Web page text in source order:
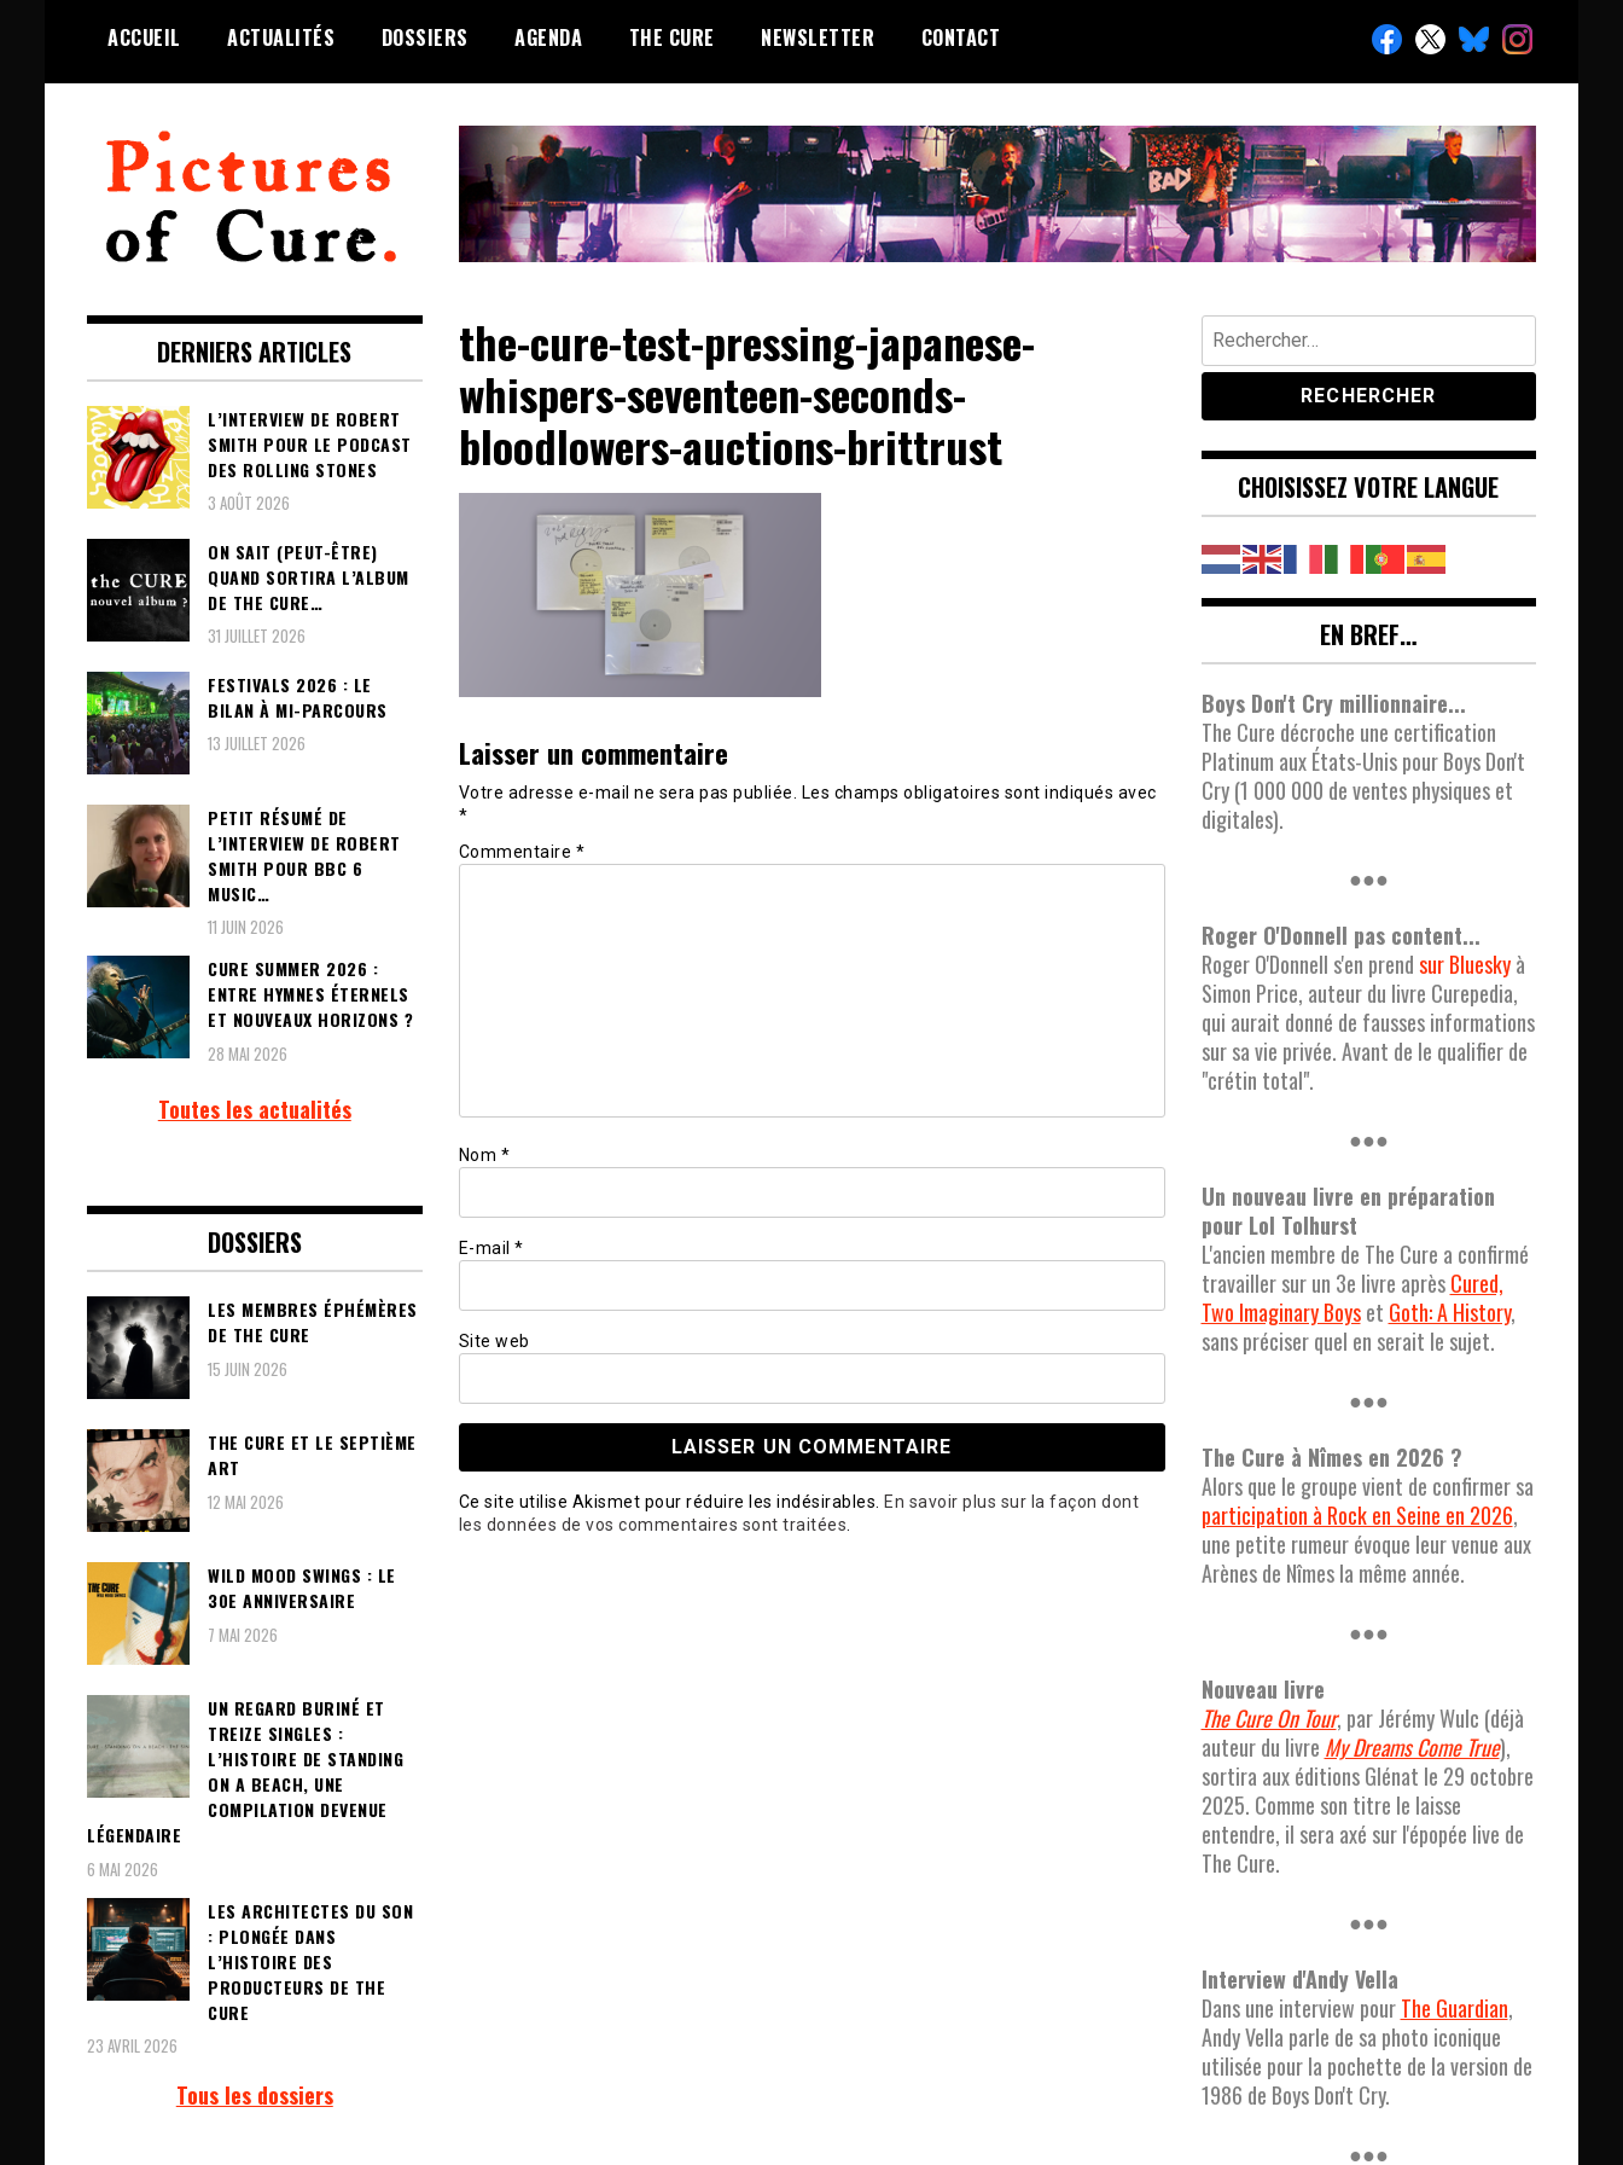
ACCUEIL ACTUALITÉS DOSSIERS AGENDA THE CURE NEWSLETTER CONTACT
Pictures of Cure
2001
the-cure-test-pressing-japanese-
whispers-seventeen-seconds-
bloodlowers-auctions-brittrust
Laisser un commentaire
Votre adresse e-mail ne sera pas publiée.
Les champs obligatoires sont indiqués avec
*
Commentaire *
Nom *
E-mail *
Site web
Ce site utilise Akismet pour réduire les indésirables. En savoir plus sur la façon dont
les données de vos commentaires sont traitées.
DERNIERS ARTICLES
L’INTERVIEW DE ROBERT
SMITH POUR LE PODCAST
DES ROLLING STONES
3 AOÛT 2026
ON SAIT (PEUT-ÊTRE)
QUAND SORTIRA L’ALBUM
DE THE CURE…
31 JUILLET 2026
FESTIVALS 2026 : LE
BILAN À MI-PARCOURS
13 JUILLET 2026
PETIT RÉSUMÉ DE
L’INTERVIEW DE ROBERT
SMITH POUR BBC 6
MUSIC…
11 JUIN 2026
CURE SUMMER 2026 :
ENTRE HYMNES ÉTERNELS
ET NOUVEAUX HORIZONS ?
28 MAI 2026
Toutes les actualités
DOSSIERS
LES MEMBRES ÉPHÉMÈRES
DE THE CURE
15 JUIN 2026
THE CURE ET LE SEPTIÈME
ART
12 MAI 2026
WILD MOOD SWINGS : LE
30E ANNIVERSAIRE
7 MAI 2026
UN REGARD BURINÉ ET
TREIZE SINGLES :
L’HISTOIRE DE STANDING
ON A BEACH, UNE
COMPILATION DEVENUE
LÉGENDAIRE
6 MAI 2026
LES ARCHITECTES DU SON
: PLONGÉE DANS
L’HISTOIRE DES
PRODUCTEURS DE THE
CURE
23 AVRIL 2026
Tous les dossiers
Rechercher :
CHOISISSEZ VOTRE LANGUE
EN BREF…
Boys Don't Cry millionnaire...
The Cure décroche une certification
Platinum aux États-Unis pour Boys Don't
Cry (1 000 000 de ventes physiques et
digitales).
●●●
Roger O'Donnell pas content...
Roger O'Donnell s'en prendsur Blueskyà
Simon Price, auteur du livre Curepedia,
qui aurait donné de fausses informations
sur sa vie privée. Avant de le qualifier de
"crétin total".
●●●
Un nouveau livre en préparation
pour Lol Tolhurst
L'ancien membre de The Cure a confirmé
travailler sur un 3e livre aprèsCured,
Two Imaginary Boyset Goth: A History,
sans préciser quel en serait le sujet.
●●●
The Cure à Nîmes en 2026 ?
Alors que le groupe vient de confirmer sa
participation à Rock en Seine en 2026,
une petite rumeur évoque leur venue aux
Arènes de Nîmes la même année.
●●●
Nouveau livre
The Cure On Tour, par Jérémy Wulc (déjà
auteur du livre My Dreams Come True),
sortira aux éditions Glénat le 29 octobre
2025. Comme son titre le laisse
entendre, il sera axé sur l'épopée live de
The Cure.
●●●
Interview d'Andy Vella
Dans une interview pourThe Guardian,
Andy Vella parle de sa photo iconique
utilisée pour la pochette de la version de
1986 de Boys Don't Cry.
●●●